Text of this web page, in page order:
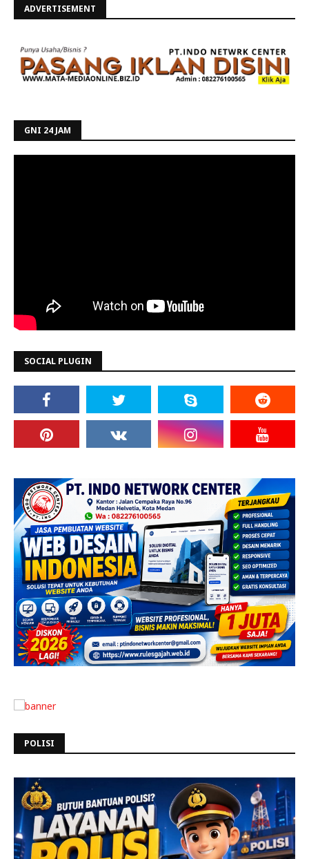
ADVERTISEMENT
GNI 24 JAM
SOCIAL PLUGIN
POLISI